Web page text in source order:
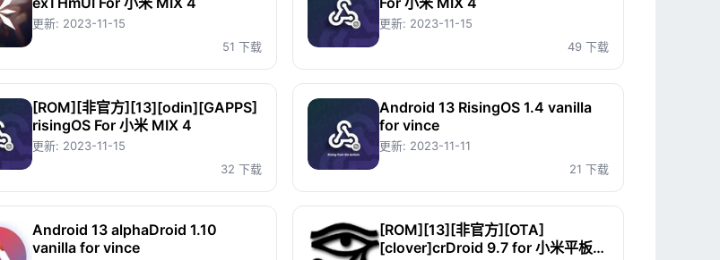
更新: 2023-11-15
51 下载
更新: 2023-11-15
49 下载
[ROM][非官方][13][odin][GAPPS]
risingOS For 小米 MIX 4
更新: 2023-11-15
32 下载
Android 13 RisingOS 1.4 vanilla
for vince
更新: 2023-11-11
21 下载
Android 13 alphaDroid 1.10
vanilla for vince
[ROM][13][非官方][OTA]
[clover]crDroid 9.7 for 小米平板4